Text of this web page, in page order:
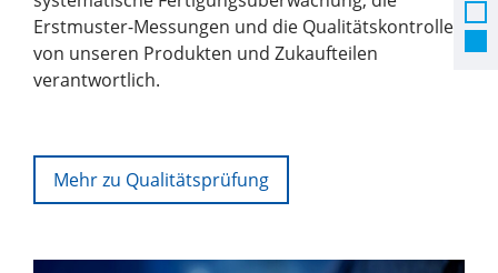
Erstmuster-Messungen und die Qualitätskontrolle
von unseren Produkten und Zukaufteilen
verantwortlich.
Mehr zu Qualitätsprüfung